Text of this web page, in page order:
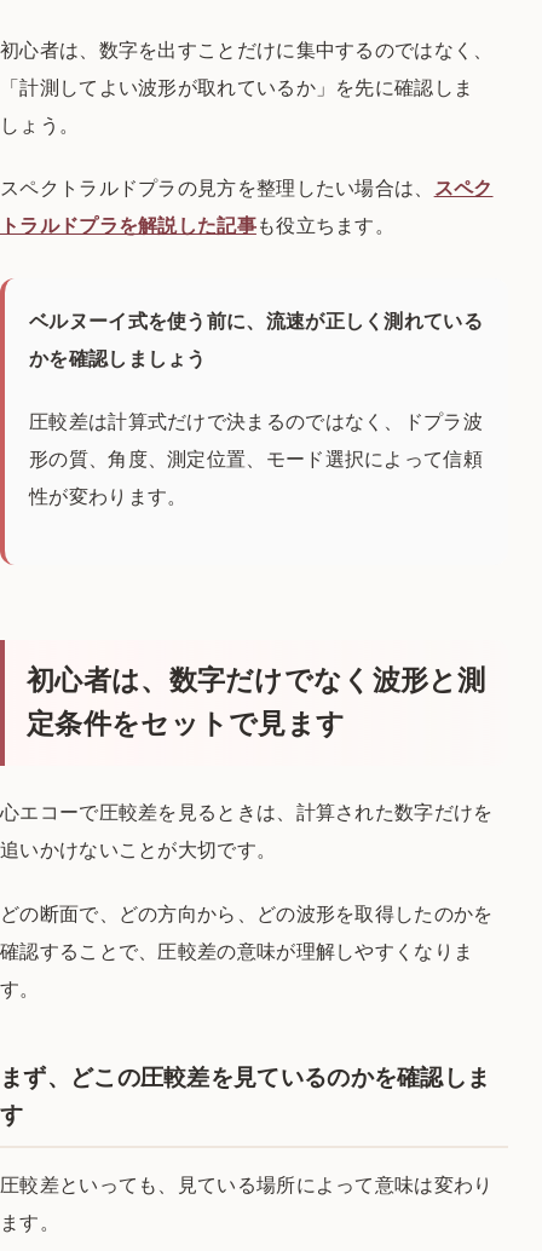
初心者は、数字を出すことだけに集中するのではなく、
「計測してよい波形が取れているか」を先に確認しま
しょう。
スペクトラルドプラの見方を整理したい場合は、 スペク
トラルドプラを解説した記事も役立ちます。
ベルヌーイ式を使う前に、流速が正しく測れている
かを確認しましょう
圧較差は計算式だけで決まるのではなく、ドプラ波
形の質、角度、測定位置、モード選択によって信頼
性が変わります。
初心者は、数字だけでなく波形と測
定条件をセットで見ます
心エコーで圧較差を見るときは、計算された数字だけを
追いかけないことが大切です。
どの断面で、どの方向から、どの波形を取得したのかを
確認することで、圧較差の意味が理解しやすくなりま
す。
まず、どこの圧較差を見ているのかを確認しま
す
圧較差といっても、見ている場所によって意味は変わり
ます。